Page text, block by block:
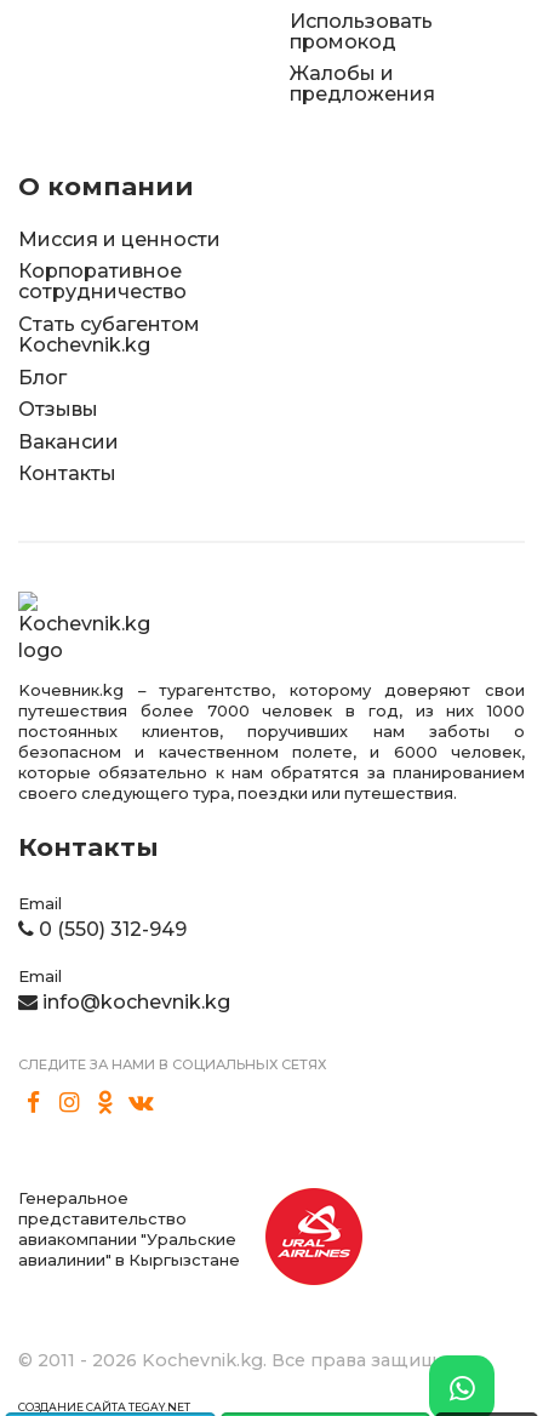
Использовать
промокод
Жалобы и
предложения
О компании
Миссия и ценности
Корпоративное
сотрудничество
Стать субагентом
Kochevnik.kg
Блог
Отзывы
Вакансии
Контакты
Kочевник.kg – турагентство, которому доверяют свои
путешествия более 7000 человек в год, из них 1000
постоянных клиентов, поручивших нам заботы о
безопасном и качественном полете, и 6000 человек,
которые обязательно к нам обратятся за планированием
своего следующего тура, поездки или путешествия.
Контакты
Email
0 (550) 312-949
Email
info@kochevnik.kg
СЛЕДИТЕ ЗА НАМИ В СОЦИАЛЬНЫХ СЕТЯХ
Генеральное
представительство
авиакомпании "Уральские
авиалинии" в Кыргызстане
© 2011 - 2026 Kochevnik.kg. Все права защищены.
СОЗДАНИЕ САЙТА TEGAY.NET